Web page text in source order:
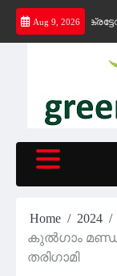
Skip
content
Aug 9, 2026
Home 2024
കുൽഗാം
തരിഗാമി